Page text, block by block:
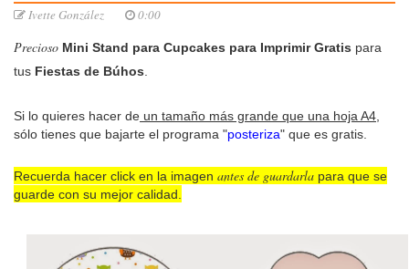
Ivette González 0:00
Precioso Mini Stand para Cupcakes para Imprimir Gratis para
tus Fiestas de Búhos
Si lo quieres hacer de un tamaño más grande que una hoja A4
sólo tienes que bajarte el programa "posteriza" que es gratis.
Recuerda hacer click en la imagen antes de guardarla para que se
guarde con su mejor calidad.